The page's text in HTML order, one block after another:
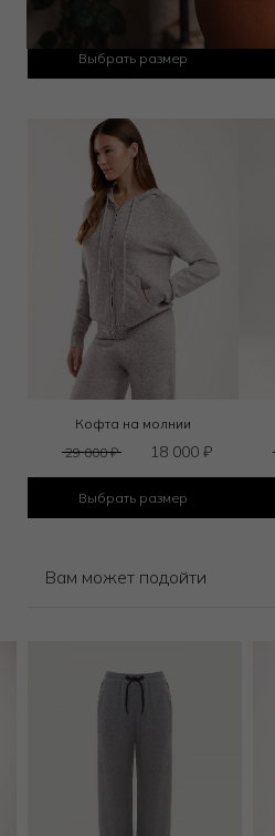
13 950
Выбрать размер
Кофта на молнии
29 000₽ 18 000₽
Выбрать размер
Вам может подойти